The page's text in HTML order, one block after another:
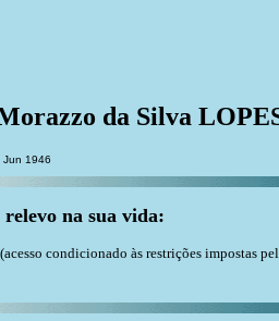
da Silva
Jun 1946
relevo na sua vida:
condicionado às restrições impostas